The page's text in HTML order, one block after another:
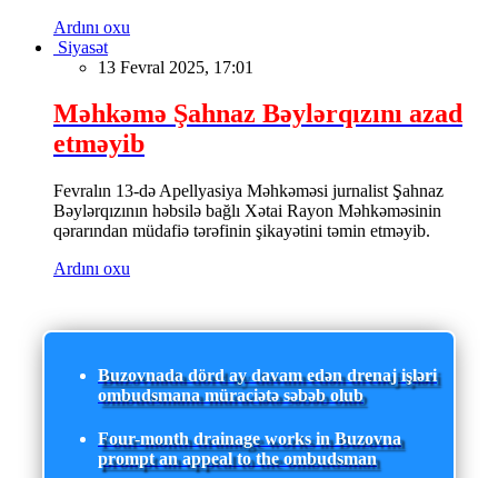
Ardını oxu
Siyasət
13 Fevral 2025, 17:01
Məhkəmə Şahnaz Bəylərqızını azad
etməyib
Fevralın 13-də Apellyasiya Məhkəməsi jurnalist Şahnaz
Bəylərqızının həbsilə bağlı Xətai Rayon Məhkəməsinin
qərarından müdafiə tərəfinin şikayətini təmin etməyib.
Ardını oxu
Buzovnada dörd ay davam edən drenaj işləri
ombudsmana müraciətə səbəb olub
Four-month drainage works in Buzovna
prompt an appeal to the ombudsman